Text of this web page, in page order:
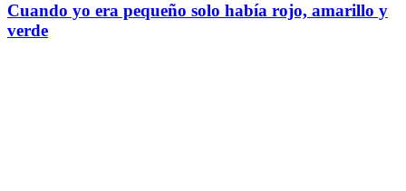
Cuando yo era pequeño solo había rojo, amarillo y
verde